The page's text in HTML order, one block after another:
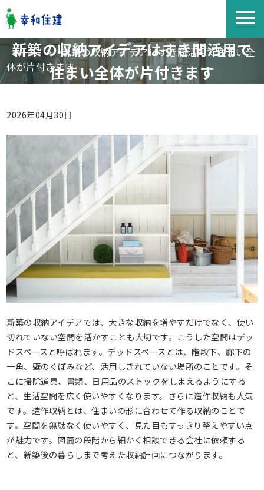
新築の収納アイデアはすき間活用で
住まい全体が片付きます
ホーム >
新築の収納アイデアはすき間活用で住まい全
体が片付きます
2026年04月30日
新築の収納アイデアでは、大きな収納を増やすだけでなく、使い
切れていない空間を活かすことも大切です。こうした空間はデッ
ドスペースと呼ばれます。デッドスペースとは、階段下、廊下の
一角、壁のくぼみなど、活用しきれていない場所のことです。そ
こに掃除道具、書類、日用品のストックをしまえるようにする
と、生活空間を広く使いやすくなります。さらに造作収納も人気
です。造作収納とは、住まいの形に合わせて作る収納のことで
す。空間を無駄なく使いやすく、見た目もすっきり整えやすい点
が魅力です。図面の段階から細かく相談できる会社に依頼する
と、新築後の暮らしまで考えた収納計画につながります。